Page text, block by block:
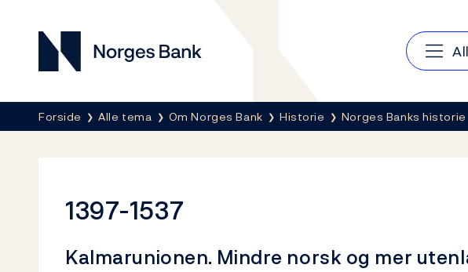
Norges Bank
Her er du nå:
Forside Alle tema Om Norges Bank Historie Norges Banks historie
1397-1537
Kalmarunionen. Mindre norsk og mer